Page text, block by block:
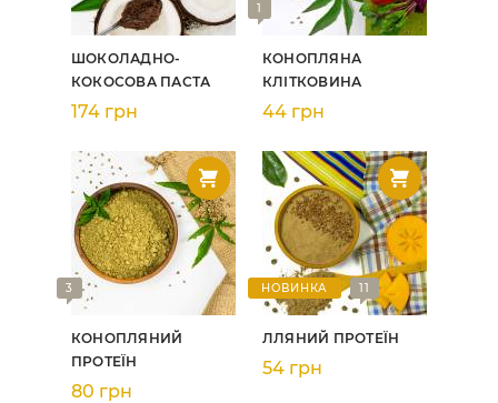
ШОКОЛАДНО-
КОКОСОВА ПАСТА
174 грн
1
КОНОПЛЯНА
КЛІТКОВИНА
44 грн
3
КОНОПЛЯНИЙ
ПРОТЕЇН
80 грн
НОВИНКА 11
ЛЛЯНИЙ ПРОТЕЇН
54 грн